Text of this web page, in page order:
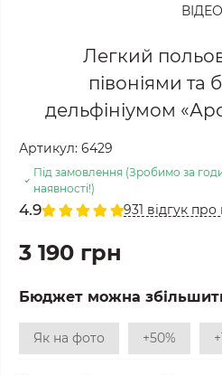
ВІДЕО
Легкий
півоніями та
дельфініумом
Артикул: 6429
Під замовлення (Зробимо за
наявності!)
4.9 931 відгук про
3 190 грн
Бюджет можна
Як на фото +50%